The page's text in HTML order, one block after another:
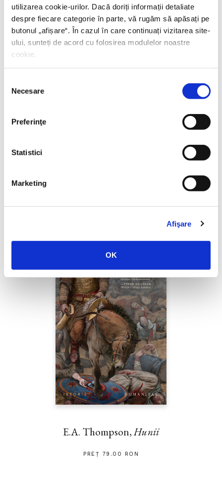
utilizarea cookie-urilor. Dacă doriți informații detaliate
despre fiecare categorie în parte, vă rugăm să apăsați pe
butonul „ afișare“. În cazul în care continuați vizitarea site-
ului, sunteți de acord cu folosirea modulelor noastre
cookie.
consimțământului
Necesare
Preferinţe
Statistici
Marketing
Afişare
OK
Lumea noastră orwelliană
E.A. Thompson,Hunii
PREȚ 79.00 RON